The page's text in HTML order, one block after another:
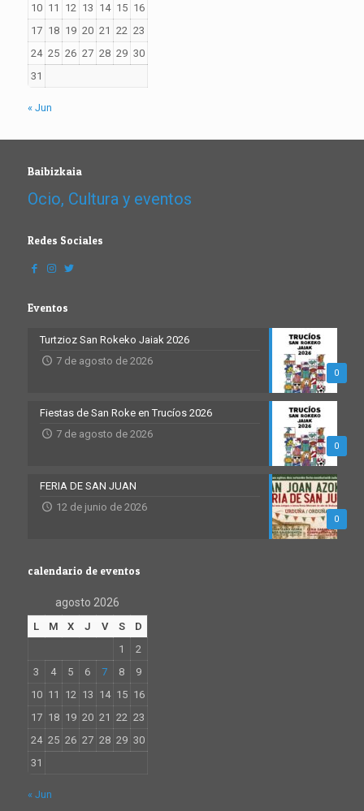
10 11 12 13 14 15 16
17 18 19 20 21 22 23
24 25 26 27 28 29 30
31
« Jun
Baibizkaia
Ocio, Cultura y eventos
Redes Sociales
Eventos
0
Turtzioz San Rokeko Jaiak 2026
7 de agosto de 2026
0
Fiestas de San Roke en Trucíos 2026
7 de agosto de 2026
0
FERIA DE SAN JUAN
12 de junio de 2026
calendario de eventos
agosto 2026
L M X J V S
D
1
2
3
4 5 6 7 8
9
10 11 12 13 14 15 16
17 18 19 20 21 22 23
24 25 26 27 28 29 30
31
« Jun